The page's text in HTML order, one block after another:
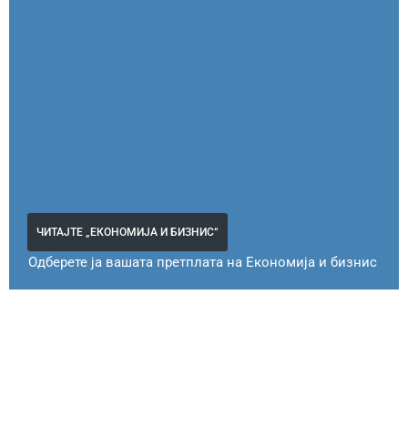
ЧИТАЈТЕ „ЕКОНОМИЈА И БИЗНИС“
Одберете ја вашата претплата на Економија и бизнис